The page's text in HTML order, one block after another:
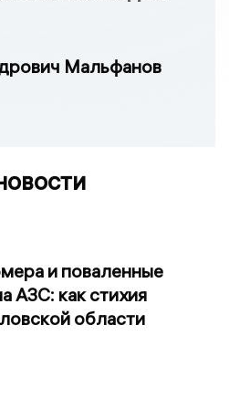
Мальфанов
и поваленные
АЗС: как стихия
области